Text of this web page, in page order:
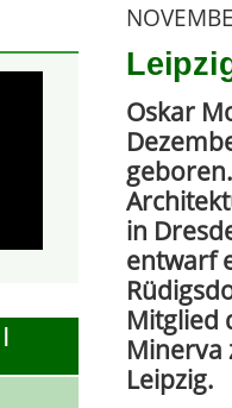
Oskar
in
entwarf
Mitglied
Minerva
Leipzig.